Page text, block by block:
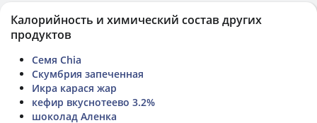
Калорийность и химический состав других
продуктов
Семя Chia
Скумбрия запеченная
Икра карася жар
кефир вкуснотеево 3.2%
шоколад Аленка